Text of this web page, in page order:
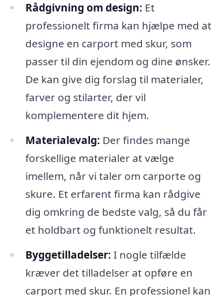
Rådgivning om design: Et
professionelt firma kan hjælpe med at
designe en carport med skur, som
passer til din ejendom og dine ønsker.
De kan give dig forslag til materialer,
farver og stilarter, der vil
komplementere dit hjem.
Materialevalg: Der findes mange
forskellige materialer at vælge
imellem, når vi taler om carporte og
skure. Et erfarent firma kan rådgive
dig omkring de bedste valg, så du får
et holdbart og funktionelt resultat.
Byggetilladelser: I nogle tilfælde
kræver det tilladelser at opføre en
carport med skur. En professionel kan